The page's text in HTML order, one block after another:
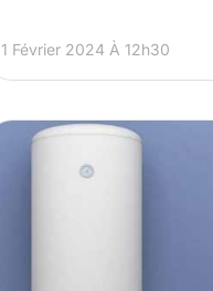
1 Février 2024 À 12h30